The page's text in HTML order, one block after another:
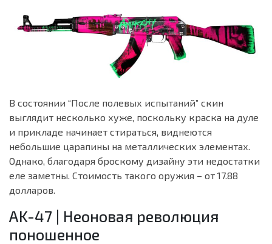
В состоянии “После полевых испытаний” скин
выглядит несколько хуже, поскольку краска на дуле
и прикладе начинает стираться, виднеются
небольшие царапины на металлических элементах.
Однако, благодаря броскому дизайну эти недостатки
еле заметны. Стоимость такого оружия – от 17.88
долларов.
AK-47 | Неоновая революция
поношенное